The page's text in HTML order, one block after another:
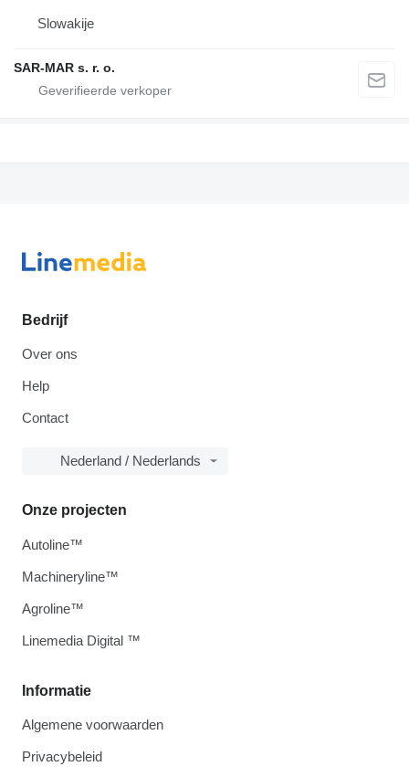
Slowakije
SAR-MAR s. r. o.
Bedrijf
Over ons
Help
Contact
Nederland / Nederlands
Informatie
Algemene voorwaarden
Privacybeleid
Onze projecten
Autoline™
Machineryline™
Agroline™
Linemedia Digital ™